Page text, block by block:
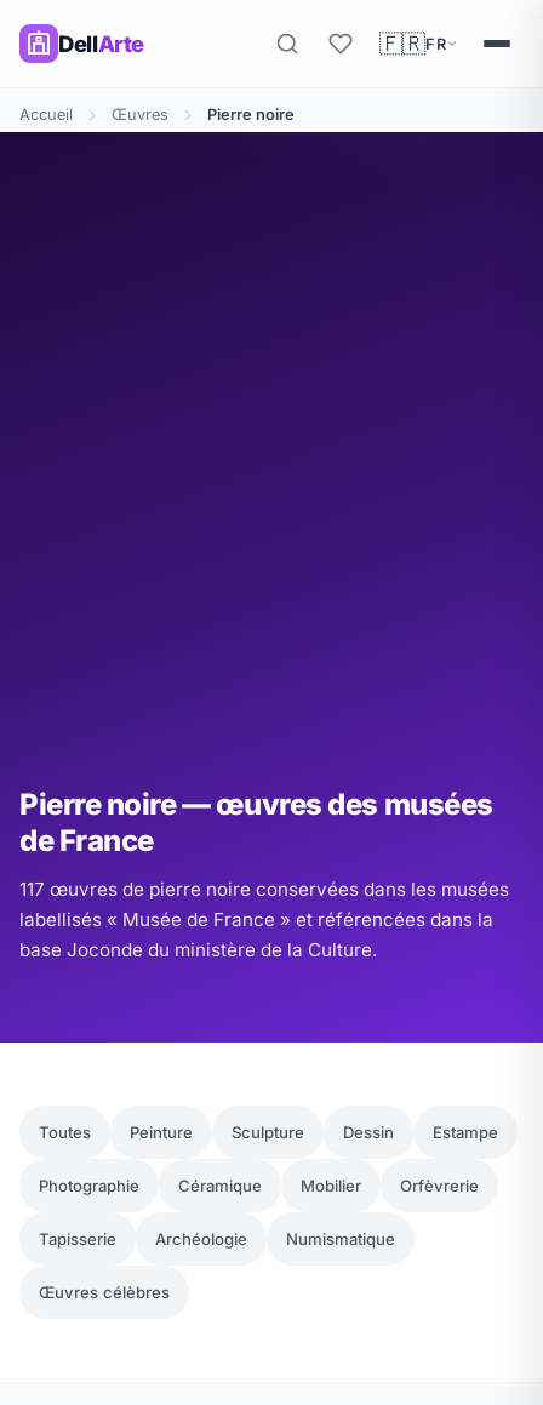
DellArte 🇫🇷FR
Accueil Œuvres Pierre noire
Pierre noire — œuvres des musées
de France
117 œuvres de pierre noire conservées dans les musées
labellisés « Musée de France » et référencées dans la
base Joconde du ministère de la Culture.
Toutes Peinture Sculpture Dessin Estampe
Photographie Céramique Mobilier Orfèvrerie
Tapisserie Archéologie Numismatique
Œuvres célèbres